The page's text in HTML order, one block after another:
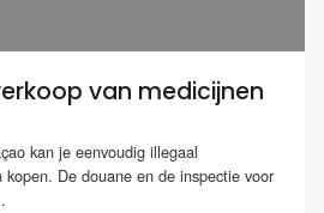
van medicijnen
kan je eenvoudig illegaal
De douane en de inspectie voor